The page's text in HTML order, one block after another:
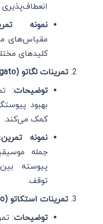
نمونه
مقیاس‌های
کلیدهای
تمرینات لگاتو (Legato)
توضیحات:
بهبود
کمک می‌کند.
نمونه تمرین
جمله
پیوسته
توقف.
تمرینات استکاتو (Staccato)
توضیحات: